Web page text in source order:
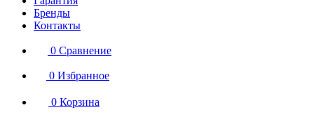
Бренды
Контакты
0 Сравнение
0 Избранное
0 Корзина